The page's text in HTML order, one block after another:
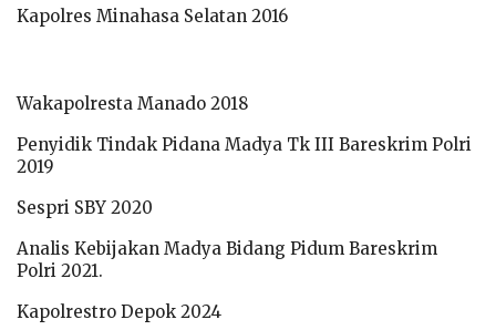
Kapolres Minahasa Selatan 2016
Wakapolresta Manado 2018
Penyidik Tindak Pidana Madya Tk III Bareskrim Polri
2019
Sespri SBY 2020
Analis Kebijakan Madya Bidang Pidum Bareskrim
Polri 2021.
Kapolrestro Depok 2024